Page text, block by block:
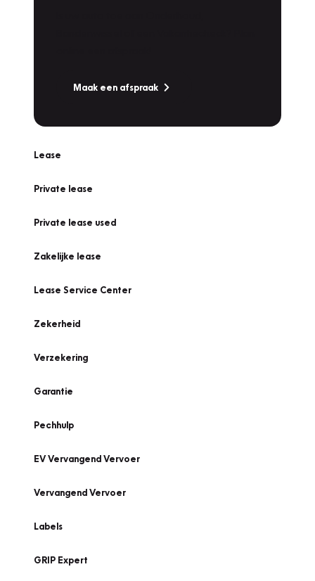
Maak een afspraak
Lease
Private lease
Private lease used
Zakelijke lease
Lease Service Center
Zekerheid
Verzekering
Garantie
Pechhulp
EV Vervangend Vervoer
Vervangend Vervoer
Labels
GRIP Expert